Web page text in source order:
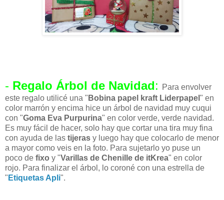
- Regalo Árbol de Navidad:
Para envolver
este regalo utilicé una " Bobina papel kraft Liderpapel " en
color marrón y encima hice un árbol de navidad muy cuqui
con "Goma Eva Purpurina" en color verde, verde navidad.
Es muy fácil de hacer, solo hay que cortar una tira muy fina
con ayuda de las tijeras y luego hay que colocarlo de menor
a mayor como veis en la foto. Para sujetarlo yo puse un
poco de fixo y "Varillas de Chenille de itKrea" en color
rojo. Para finalizar el árbol, lo coroné con una estrella de
" Etiquetas Apli".